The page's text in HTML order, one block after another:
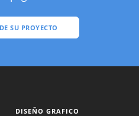
SU PROYECTO
DISEÑO GRAFICO